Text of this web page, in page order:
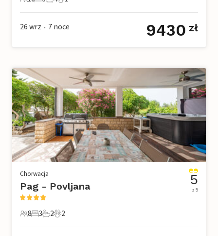
10 Goście5 Sypialnie
4 Łazienki
1 Zwierzę domowe
26 wrz • 7 noce 9430 zł
Chorwacja
Pag - Povljana
8 Goście
8
3 Sypialnie
3
2 Łazienki
2
2 Zwierzęta domowe
2
5
z 5